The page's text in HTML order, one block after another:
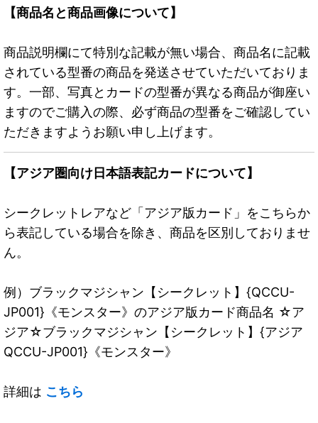
【商品名と商品画像について】
商品説明欄にて特別な記載が無い場合、商品名に記載
されている型番の商品を発送させていただいておりま
す。一部、写真とカードの型番が異なる商品が御座い
ますのでご購入の際、必ず商品の型番をご確認してい
ただきますようお願い申し上げます。
【アジア圏向け日本語表記カードについて】
シークレットレアなど「アジア版カード」をこちらか
ら表記している場合を除き、商品を区別しておりませ
ん。
例）ブラックマジシャン【シークレット】{QCCU-
JP001}《モンスター》のアジア版カード商品名 ☆ア
ジア☆ブラックマジシャン【シークレット】{アジア
QCCU-JP001}《モンスター》
詳細は こちら